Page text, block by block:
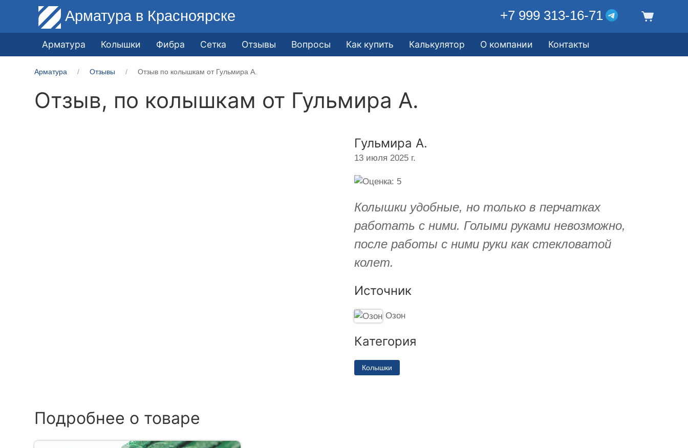
Арматура в Красноярске +7 999 313-16-71
Арматура Колышки Фибра Сетка Отзывы Вопросы Как купить Калькулятор О компании Контакты
Арматура Отзывы Отзыв по колышкам от Гульмира А.
Отзыв, по колышкам от Гульмира А.
Гульмира А.
13 июля 2025 г.
Колышки удобные, но только в перчатках
работать с ними. Голыми руками невозможно,
после работы с ними руки как стекловатой
колет.
Источник
Озон
Категория
Колышки
Подробнее о товаре